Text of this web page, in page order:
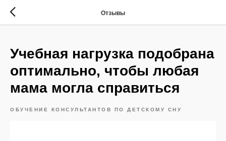
Отзывы
Учебная нагрузка подобрана
оптимально, чтобы любая
мама могла справиться
ОБУЧЕНИЕ КОНСУЛЬТАНТОВ ПО ДЕТСКОМУ СНУ